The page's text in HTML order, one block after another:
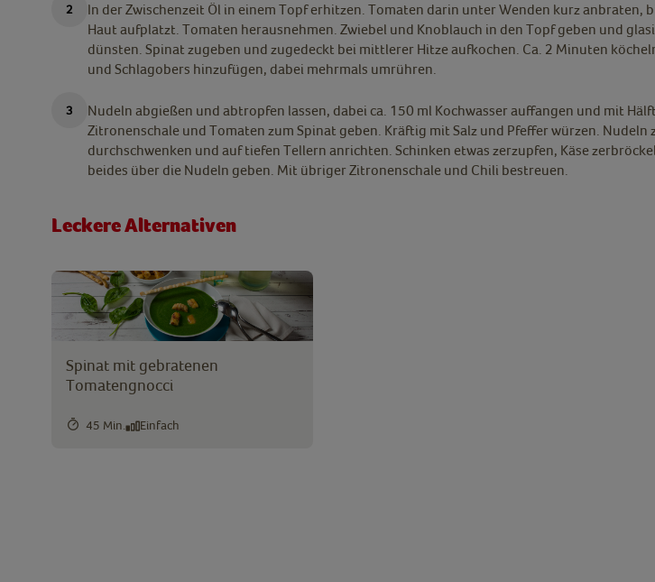
In der Zwischenzeit Öl in einem Topf erhitzen. Tomaten darin unter Wenden kurz anbraten,
Haut aufplatzt. Tomaten herausnehmen. Zwiebel und Knoblauch in den Topf geben und
dünsten. Spinat zugeben und zugedeckt bei mittlerer Hitze aufkochen. Ca. 2 Minuten
und Schlagobers hinzufügen, dabei mehrmals umrühren.
Nudeln abgießen und abtropfen lassen, dabei ca. 150 ml Kochwasser auffangen und mit
Zitronenschale und Tomaten zum Spinat geben. Kräftig mit Salz und Pfeffer würzen. Nudeln
durchschwenken und auf tiefen Tellern anrichten. Schinken etwas zerzupfen, Käse
beides über die Nudeln geben. Mit übriger Zitronenschale und Chili bestreuen.
Leckere Alternativen
Spinat mit gebratenen
Tomatengnocci
45 Min. Einfach